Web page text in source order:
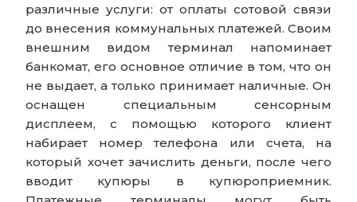
различные услуги: от оплаты сотовой связи
до внесения коммунальных платежей. Своим
внешним видом терминал напоминает
банкомат, его основное отличие в том, что он
не выдает, а только принимает наличные. Он
оснащен специальным сенсорным
дисплеем, с помощью которого клиент
набирает номер телефона или счета, на
который хочет зачислить деньги, после чего
вводит купюры в купюроприемник.